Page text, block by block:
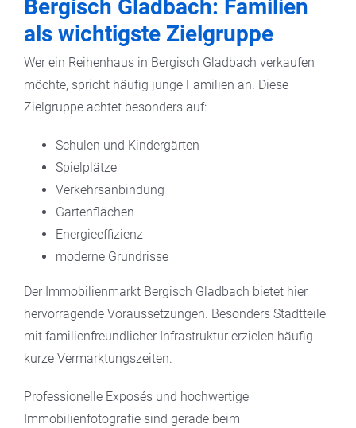
Bergisch Gladbach: Familien
als wichtigste Zielgruppe
Wer ein Reihenhaus in Bergisch Gladbach verkaufen
möchte, spricht häufig junge Familien an. Diese
Zielgruppe achtet besonders auf:
Schulen und Kindergärten
Spielplätze
Verkehrsanbindung
Gartenflächen
Energieeffizienz
moderne Grundrisse
Der Immobilienmarkt Bergisch Gladbach bietet hier
hervorragende Voraussetzungen. Besonders Stadtteile
mit familienfreundlicher Infrastruktur erzielen häufig
kurze Vermarktungszeiten.
Professionelle Exposés und hochwertige
Immobilienfotografie sind gerade beim